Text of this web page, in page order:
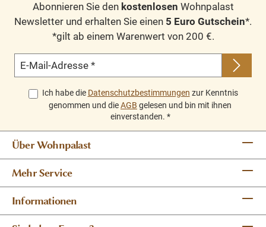
Abonnieren Sie den kostenlosen Wohnpalast
Newsletter und erhalten Sie einen 5 Euro Gutschein*.
*gilt ab einem Warenwert von 200 €.
E-Mail-Adresse *
Ich habe die Datenschutzbestimmungen zur Kenntnis
genommen und dieAGB gelesen und bin mit ihnen
einverstanden. *
Über Wohnpalast
Mehr Service
Informationen